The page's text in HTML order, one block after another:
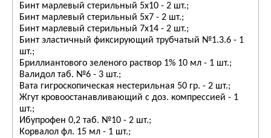
Бинт марлевый стерильный 5х10 - 2 шт.;
Бинт марлевый стерильный 5х7 - 2 шт.;
Бинт марлевый стерильный 7х14 - 2 шт.;
Бинт эластичный фиксирующий трубчатый №1.3.6 - 1
шт.;
Бриллиантового зеленого раствор 1% 10 мл - 1 шт.;
Валидол таб. №6 - 3 шт.;
Вата гигроскопическая нестерильная 50 гр. - 2 шт.;
Жгут кровоостанавливающий с доз. компрессией - 1
шт.;
Ибупрофен 0,2 таб. №10 - 2 шт.;
Корвалол фл. 15 мл - 1 шт.;